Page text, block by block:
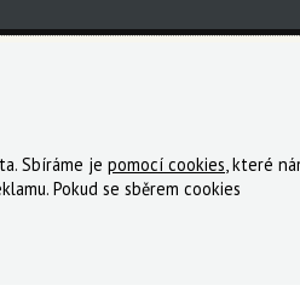
Reklamace Kde nakoupit
Sbíráme je pomocí cookies, které
Pokud se sběrem cookies